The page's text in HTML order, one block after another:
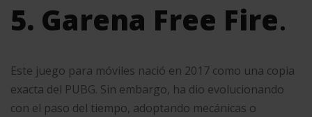
5. Garena Free Fire.
Este juego para móviles nació en 2017 como una copia
exacta del PUBG. Sin embargo, ha dio evolucionando
con el paso del tiempo, adoptando mecánicas o